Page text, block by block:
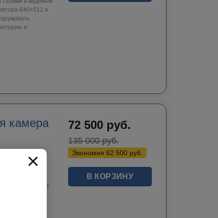
640×512 и
и
камера
в комплекте с
72 500 руб.
135 000руб.
Экономия 62 500 руб.
В КОРЗИНУ
×